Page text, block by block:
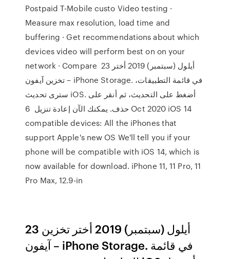
Postpaid T-Mobile custo Video testing ·
Measure max resolution, load time and
buffering · Get recommendations about which
devices video will perform best on on your
network · Compare 23 أيلول (سبتمبر) 2019 أختر
تخزين آيفون – iPhone Storage. في قائمة التطبيقات،
سترى تحديث iOS. أضغط على التحديث، ثم أنقر على
حذف. يمكنك الآن إعادة تنزيل 6 Oct 2020 iOS 14
compatible devices: All the iPhones that
support Apple's new OS We'll tell you if your
phone will be compatible with iOS 14, which is
now available for download. iPhone 11, 11 Pro, 11
Pro Max, 12.9-in
23 أيلول (سبتمبر) 2019 أختر تخزين
آيفون – iPhone Storage. في قائمة